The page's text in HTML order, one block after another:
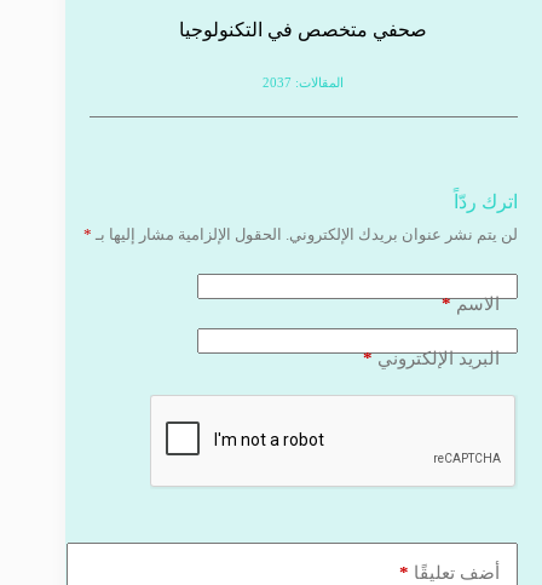
صحفي متخصص في التكنولوجيا
المقالات: 2037
اترك ردّاً
لن يتم نشر عنوان بريدك الإلكتروني. الحقول الإلزامية مشار إليها بـ *
الاسم*
البريد الإلكتروني*
أضف تعليقًا *